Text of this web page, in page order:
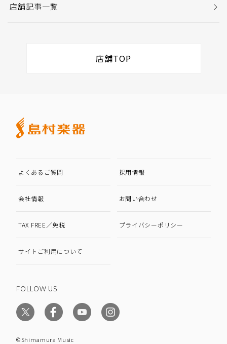
店舗記事一覧
店舗TOP
よくあるご質問 採用情報
会社情報 お問い合わせ
TAX FREE／免税 プライバシーポリシー
サイトご利用について
FOLLOW US
©Shimamura Music